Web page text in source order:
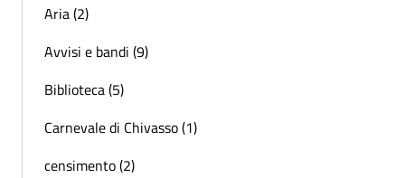
Aria (2)
Avvisi e bandi (9)
Biblioteca (5)
Carnevale di Chivasso (1)
censimento (2)